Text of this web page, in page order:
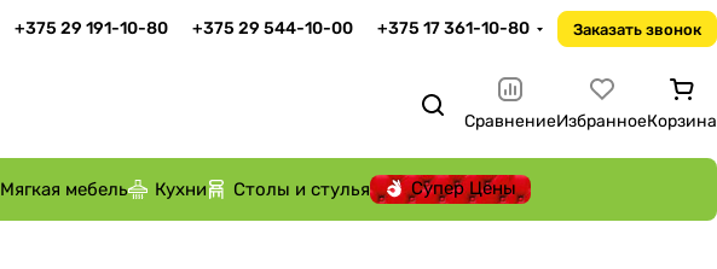
+375 29 191-10-80 +375 29 544-10-00 +375 17 361-10-80 Заказать звонок
СравнениеИзбранноеКорзина
Мягкая мебель Кухни Столы и стулья Супер Цены